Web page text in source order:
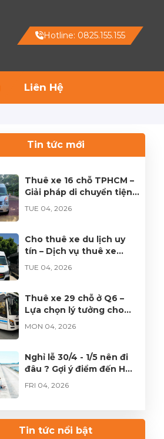
Hotline: 0825.155.155
Liên Hệ
Tin tức mới
Thuê xe 16 chỗ TPHCM –
Giải pháp di chuyển tiện
lợi cho mọi hành trình
TUE 04, 2026
Cho thuê xe du lịch uy
tín – Dịch vụ thuê xe
chuyên nghiệp tại
TUE 04, 2026
Thuê xe 29 chỗ ở Q6 –
Lựa chọn lý tưởng cho
đoàn đông tại TPHCM
MON 04, 2026
Nghỉ lễ 30/4 - 1/5 nên đi
đâu ? Gợi ý điểm đến HOT
không thể bỏ lỡ
FRI 04, 2026
Tổ Hùng Vương – Hành
Tin tức nổi bật